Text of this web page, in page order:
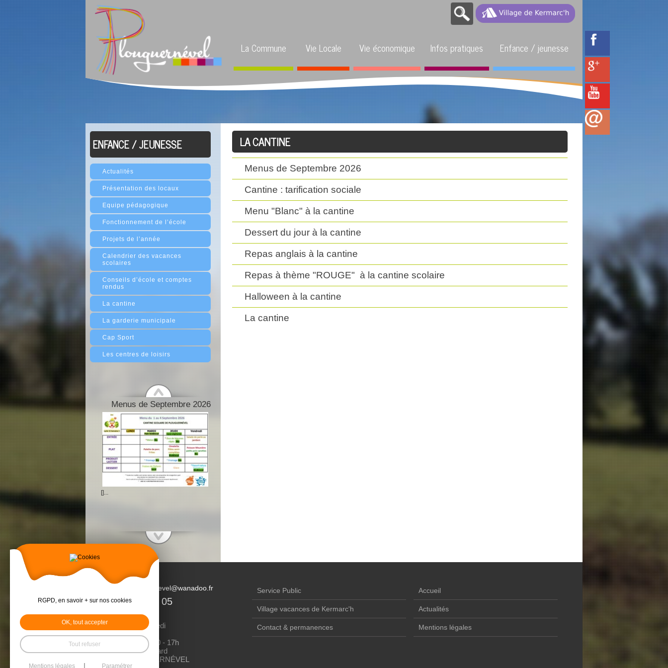
La Commune Vie Locale Vie économique Infos pratiques Enfance / jeunesse
ENFANCE / JEUNESSE
Actualités
Présentation des locaux
Equipe pédagogique
Fonctionnement de l’école
Projets de l’année
Calendrier des vacances
scolaires
Conseils d’école et comptes
rendus
La cantine
La garderie municipale
Cap Sport
Les centres de loisirs
Menus de Septembre 2026
[]...
LA CANTINE
Menus de Septembre 2026
Cantine : tarification sociale
Menu "Blanc" à la cantine
Dessert du jour à la cantine
Repas anglais à la cantine
Repas à thème "ROUGE" à la cantine scolaire
Halloween à la cantine
La cantine
Accueil
Actualités
Mentions légales
mairie.plouguernevel@wanadoo.fr
02 96 36 09 05
Du lundi au vendredi
Matin: 9h à 12h30
Après-midi : 13h30 - 17h
1 rue Emile Bouetard
22 110 PLOUGUERNÉVEL
Service Public
Village vacances de Kermarc'h
Contact & permanences
RGPD, en savoir + sur nos cookies
OK, tout accepter
Tout refuser
Mentions légales Paramétrer